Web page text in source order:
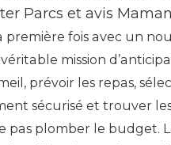
Parcs et avis
fois avec un
mission
prévoir les repas,
sécurisé et trouver
pas plomber le budget.